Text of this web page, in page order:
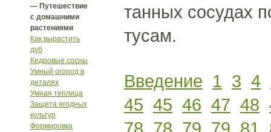
— Путешествие
с домашними
растениями
Как вырастить
дуб
Кедровые сосны
Умный огород в
деталях
Умная теплица
Защита ягодных
культур
Формировка
танных сосудах
тусам.
Введение 1 3 4
45 45 46 47 48